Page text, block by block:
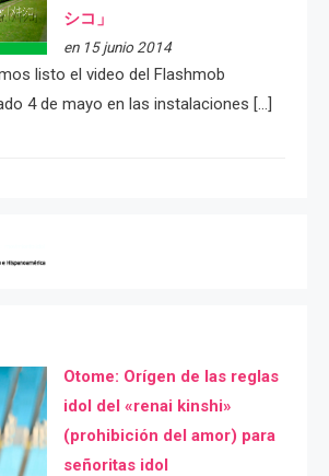
シコ」
en 15 junio 2014
listo el video del Flashmob
4 de mayo en las instalaciones […]
Otome: Orígen de las reglas
idol del «renai kinshi»
(prohibición del amor) para
señoritas idol